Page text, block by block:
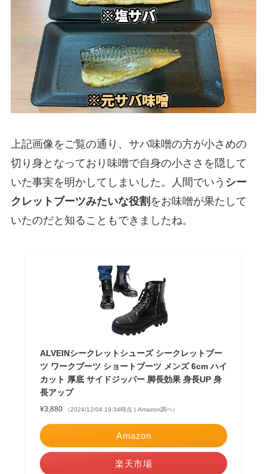
上記画像をご覧の通り、サバ味噌の方が小さめの
切り身となっており味噌で自身の小ささを隠して
いた事実を明かしてしまいした。人間でいう シー
クレットブーツみたいな役割 をお味噌が果たして
いたのだと知ることもできましたね。
ALVEINシークレットシューズ シークレットブー
ツ ワークブーツ ショートブーツ メンズ 6cm ハイ
カット 厚底 サイドジッパー 脚長効果 身長UP 身
長アップ
¥3,880 （2024/12/04 19:34時点 | Amazon調べ）
Amazon
楽天市場